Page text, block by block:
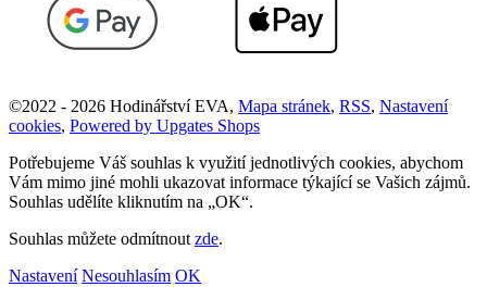
©2022 - 2026 Hodinářství EVA, Mapa stránek, RSS, Nastavení
cookies, Powered by Upgates Shops
Potřebujeme Váš souhlas k využití jednotlivých cookies, abychom
Vám mimo jiné mohli ukazovat informace týkající se Vašich zájmů.
Souhlas udělíte kliknutím na „OK“.
Souhlas můžete odmítnout zde.
Nastavení Nesouhlasím OK